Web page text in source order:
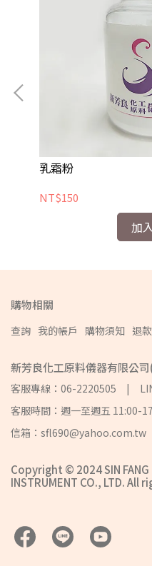
乳霜粉
NT$150
加
購物相關
查詢 我的帳戶 購物須知 退
新芳良化工原料儀器有限公
客服專線：06-2220505 |
客服時間：週一至週五 11:00-
信箱：sfl690@yahoo.com.tw
Copyright © 2024 SIN FANG
INSTRUMENT CO., LTD. All